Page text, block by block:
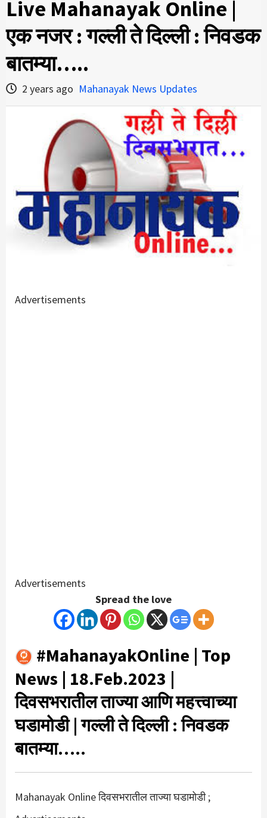
Live Mahanayak Online |
एक नजर : गल्ली ते दिल्ली : निवडक
बातम्या…..
2 years ago Mahanayak News Updates
Advertisements
Advertisements
Spread the love
#MahanayakOnline | Top
News | 18.Feb.2023 |
दिवसभरातील ताज्या आणि महत्त्वाच्या
घडामोडी | गल्ली ते दिल्ली : निवडक
बातम्या…..
Mahanayak Online दिवसभरातील ताज्या घडामोडी ;